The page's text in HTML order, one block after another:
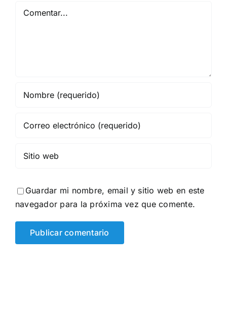
Comentar
Guardar mi nombre, email y sitio web en este
navegador para la próxima vez que comente.